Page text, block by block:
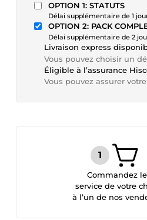
OPTION 1: STATUTS
Délai supplémentaire de 1
OPTION 2: PACK
Délai supplémentaire de 2
Livraison express
Vous pouvez choisir un
Éligible à l’assurance
Vous pouvez assurer
Commandez le
service de votre
à l’un de nos